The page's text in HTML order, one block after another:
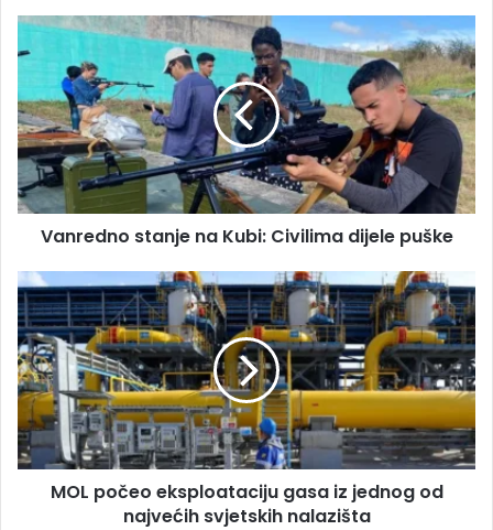
E
m
i
l
a
d
r
e
V
a
r
e
d
n
o
s
n
j
e
n
a
K
u
b
i
Vanredno stanje na Kubi: Civilima dijele puške
M
O
L
p
o
č
e
o
e
MOL počeo eksploataciju gasa iz jednog od
najvećih svjetskih nalazišta